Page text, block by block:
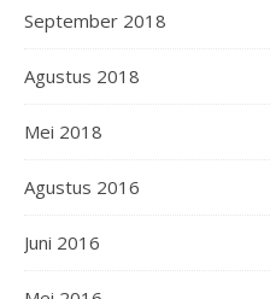
September 2018
Agustus 2018
Mei 2018
Agustus 2016
Juni 2016